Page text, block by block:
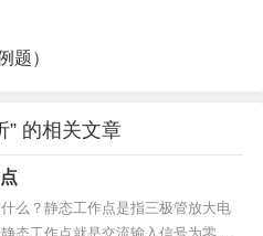
题）
” 的相关文章
么？静态工作点是指三极管放大电